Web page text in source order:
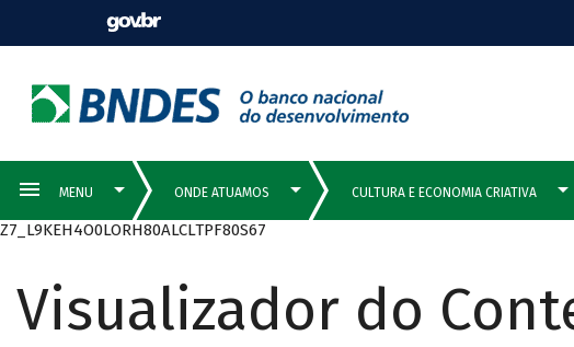
Z7_L9KEH4O0LORH80ALCLTPF80S67
Visualizador do